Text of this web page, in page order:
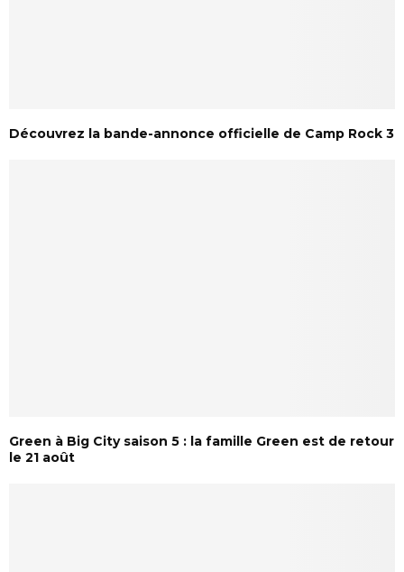
Découvrez la bande-annonce officielle de Camp Rock 3
Green à Big City saison 5 : la famille Green est de retour
le 21 août